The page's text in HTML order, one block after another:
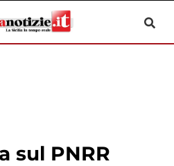
sul PNRR